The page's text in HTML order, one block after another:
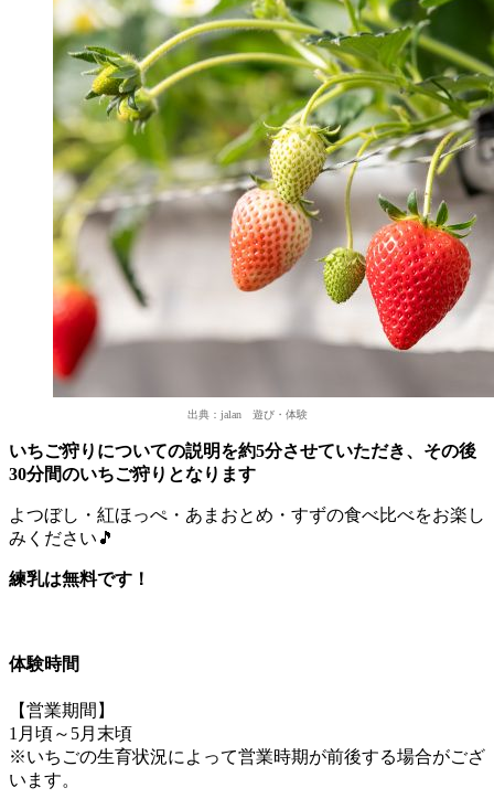
出典：jalan 遊び・体験
いちご狩りについての説明を約5分させていただき、その後
30分間のいちご狩りとなります
よつぼし・紅ほっぺ・あまおとめ・すずの食べ比べをお楽し
みください🎵
練乳は無料です！
体験時間
【営業期間】
1月頃～5月末頃
※いちごの生育状況によって営業時期が前後する場合がござ
います。